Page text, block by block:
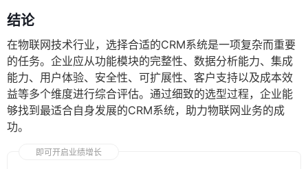
结论
在物联网技术行业，选择合适的CRM系统是一项复杂而重要
的任务。企业应从功能模块的完整性、数据分析能力、集成
能力、用户体验、安全性、可扩展性、客户支持以及成本效
益等多个维度进行综合评估。通过细致的选型过程，企业能
够找到最适合自身发展的CRM系统，助力物联网业务的成
功。
即可开启业绩增长